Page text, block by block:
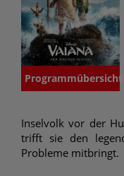
Programmübersicht
Inselvolk vor der
trifft sie den
Probleme mitbringt.